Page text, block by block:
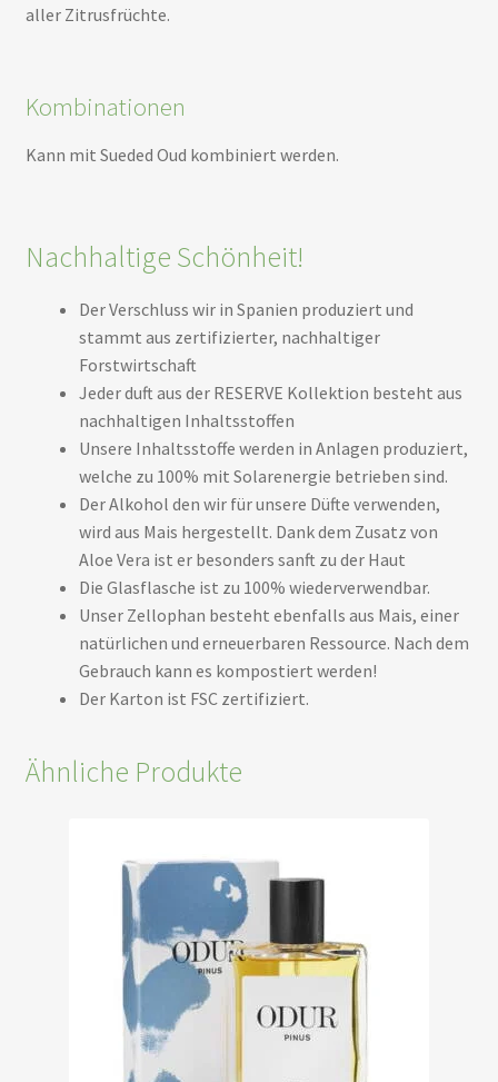
aller Zitrusfrüchte.
Kombinationen
Kann mit Sueded Oud kombiniert werden.
Nachhaltige Schönheit!
Der Verschluss wir in Spanien produziert und
stammt aus zertifizierter, nachhaltiger
Forstwirtschaft
Jeder duft aus der RESERVE Kollektion besteht aus
nachhaltigen Inhaltsstoffen
Unsere Inhaltsstoffe werden in Anlagen produziert,
welche zu 100% mit Solarenergie betrieben sind.
Der Alkohol den wir für unsere Düfte verwenden,
wird aus Mais hergestellt. Dank dem Zusatz von
Aloe Vera ist er besonders sanft zu der Haut
Die Glasflasche ist zu 100% wiederverwendbar.
Unser Zellophan besteht ebenfalls aus Mais, einer
natürlichen und erneuerbaren Ressource. Nach dem
Gebrauch kann es kompostiert werden!
Der Karton ist FSC zertifiziert.
Ähnliche Produkte